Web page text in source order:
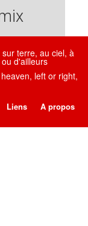
terre, au ciel, à
d'ailleurs
left or right,
Liens A propos